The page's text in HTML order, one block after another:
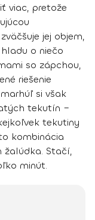
viac, pretože
jej objem,
o niečo
so zápchou,
riešenie
si však
tekutín –
tekutiny
kombinácia
Stačí,
minút.